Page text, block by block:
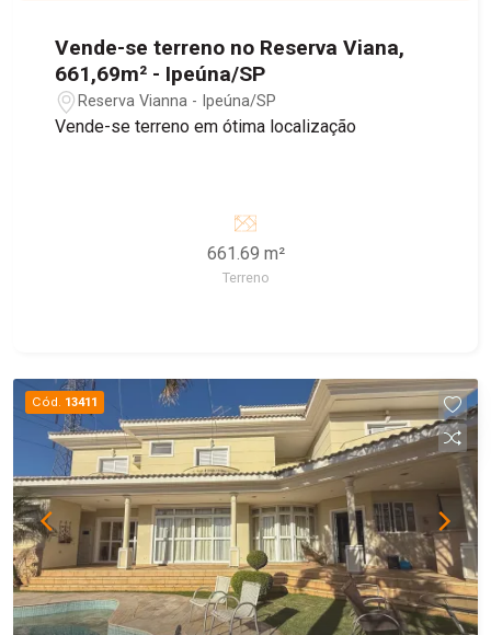
Vende-se terreno no Reserva Viana,
661,69m² - Ipeúna/SP
Reserva Vianna - Ipeúna/SP
Vende-se terreno em ótima localização
661.69 m²
Terreno
Cód. 13411